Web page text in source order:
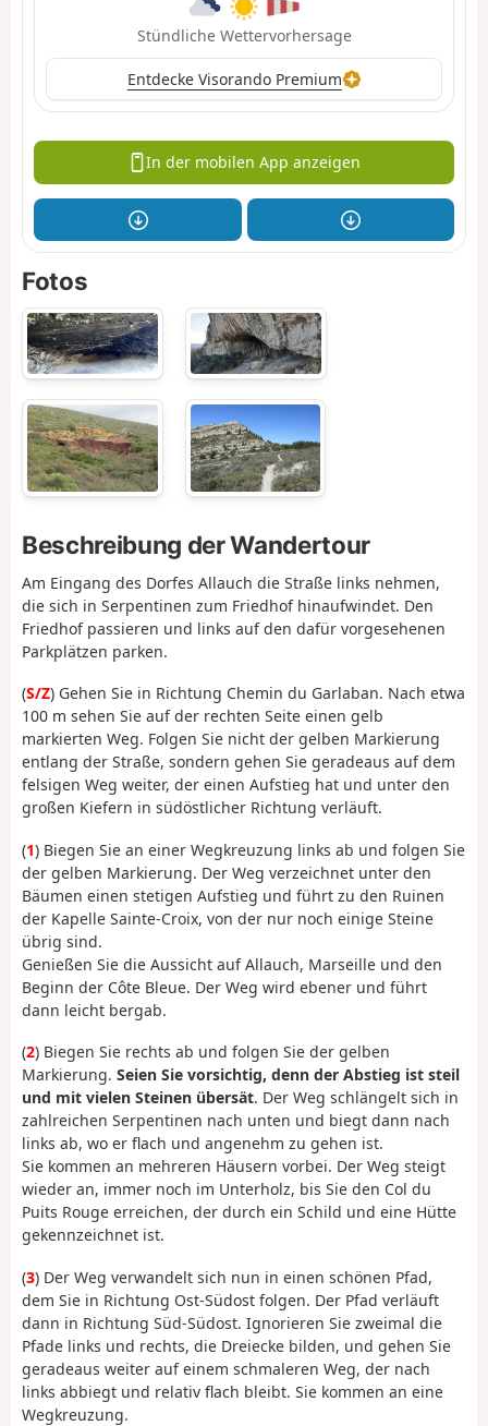
Stündliche Wettervorhersage
Entdecke Visorando Premium
In der mobilen App anzeigen
Fotos
Beschreibung der Wandertour
Am Eingang des Dorfes Allauch die Straße links nehmen,
die sich in Serpentinen zum Friedhof hinaufwindet. Den
Friedhof passieren und links auf den dafür vorgesehenen
Parkplätzen parken.
(S/Z) Gehen Sie in Richtung Chemin du Garlaban. Nach etwa
100 m sehen Sie auf der rechten Seite einen gelb
markierten Weg. Folgen Sie nicht der gelben Markierung
entlang der Straße, sondern gehen Sie geradeaus auf dem
felsigen Weg weiter, der einen Aufstieg hat und unter den
großen Kiefern in südöstlicher Richtung verläuft.
(1) Biegen Sie an einer Wegkreuzung links ab und folgen Sie
der gelben Markierung. Der Weg verzeichnet unter den
Bäumen einen stetigen Aufstieg und führt zu den Ruinen
der Kapelle Sainte-Croix, von der nur noch einige Steine
übrig sind.
Genießen Sie die Aussicht auf Allauch, Marseille und den
Beginn der Côte Bleue. Der Weg wird ebener und führt
dann leicht bergab.
(2) Biegen Sie rechts ab und folgen Sie der gelben
Markierung. Seien Sie vorsichtig, denn der Abstieg ist steil
und mit vielen Steinen übersät. Der Weg schlängelt sich in
zahlreichen Serpentinen nach unten und biegt dann nach
links ab, wo er flach und angenehm zu gehen ist.
Sie kommen an mehreren Häusern vorbei. Der Weg steigt
wieder an, immer noch im Unterholz, bis Sie den Col du
Puits Rouge erreichen, der durch ein Schild und eine Hütte
gekennzeichnet ist.
(3) Der Weg verwandelt sich nun in einen schönen Pfad,
dem Sie in Richtung Ost-Südost folgen. Der Pfad verläuft
dann in Richtung Süd-Südost. Ignorieren Sie zweimal die
Pfade links und rechts, die Dreiecke bilden, und gehen Sie
geradeaus weiter auf einem schmaleren Weg, der nach
links abbiegt und relativ flach bleibt. Sie kommen an eine
Wegkreuzung.